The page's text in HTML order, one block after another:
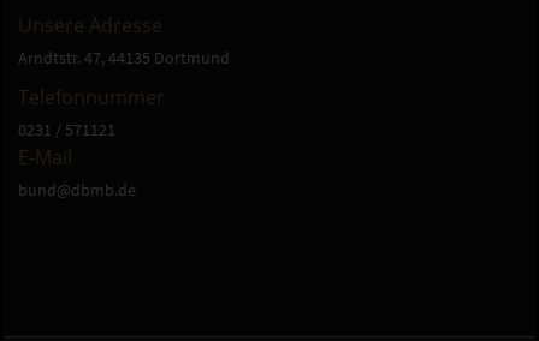
Unsere Adresse
Arndtstr. 47, 44135 Dortmund
Telefonnummer
0231 / 571121
E-Mail
bund@dbmb.de